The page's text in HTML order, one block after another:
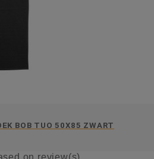
BOB TUO 50X85 ZWART